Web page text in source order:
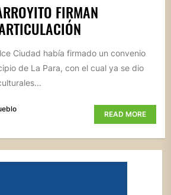
FIRMAN
Ciudad había firmado un convenio
de La Para, con el cual ya se dio
READ MORE